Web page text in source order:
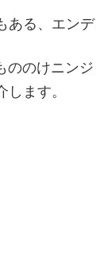
る、エン
のけニン
ます。